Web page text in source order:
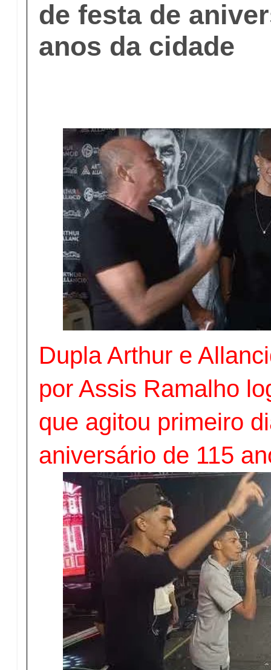
de festa de
anos da cidade
Dupla Arthur e
por Assis Ramalho
que agitou primeiro
aniversário de 115